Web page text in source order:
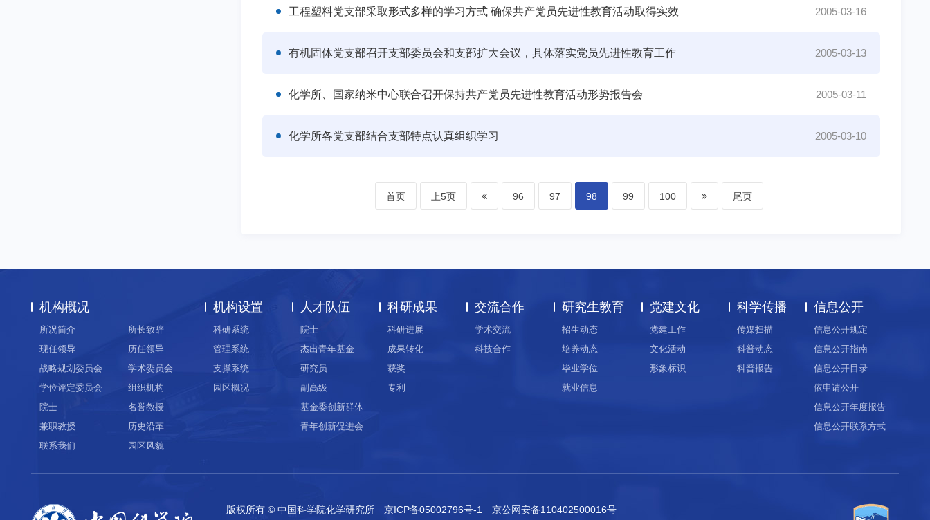
工程塑料党支部采取形式多样的学习方式 确保共产党员先进性教育活动取得实效 2005-03-16
有机固体党支部召开支部委员会和支部扩大会议，具体落实党员先进性教育工作 2005-03-13
化学所、国家纳米中心联合召开保持共产党员先进性教育活动形势报告会 2005-03-11
化学所各党支部结合支部特点认真组织学习 2005-03-10
首页 上5页 96 97 98 99 100 尾页
机构概况
所况简介
所长致辞
现任领导
历任领导
战略规划委员会
学术委员会
学位评定委员会
组织机构
院士
名誉教授
兼职教授
历史沿革
联系我们
园区风貌
机构设置
科研系统
管理系统
支撑系统
园区概况
人才队伍
院士
杰出青年基金
研究员
副高级
基金委创新群体
青年创新促进会
科研成果
科研进展
成果转化
获奖
专利
交流合作
学术交流
科技合作
研究生教育
招生动态
培养动态
毕业学位
就业信息
党建文化
党建工作
文化活动
形象标识
科学传播
传媒扫描
科普动态
科普报告
信息公开
信息公开规定
信息公开指南
信息公开目录
依申请公开
信息公开年度报告
信息公开联系方式
版权所有 © 中国科学院化学研究所 京ICP备05002796号-1 京公网安备110402500016号